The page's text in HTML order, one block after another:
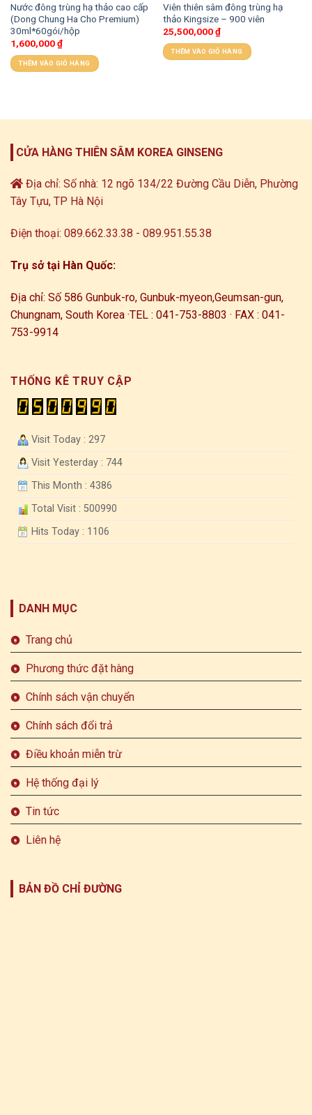
Nước đông trùng hạ thảo cao cấp
(Dong Chung Ha Cho Premium)
30ml*60gói/hộp
1,600,000₫
THÊM VÀO GIỎ HÀNG
Viên thiên sâm đông trùng hạ
thảo Kingsize – 900 viên
25,500,000₫
THÊM VÀO GIỎ HÀNG
CỬA HÀNG THIÊN SÂM KOREA GINSENG
Địa chỉ: Số nhà: 12 ngõ 134/22 Đường Cầu Diễn, Phường
Tây Tựu, TP Hà Nội
Điện thoại: 089.662.33.38 - 089.951.55.38
Trụ sở tại Hàn Quốc:
Địa chỉ: Số 586 Gunbuk-ro, Gunbuk-myeon,Geumsan-gun,
Chungnam, South Korea ·TEL : 041-753-8803 · FAX : 041-
753-9914
THỐNG KÊ TRUY CẬP
Visit Today : 297
Visit Yesterday : 744
This Month : 4386
Total Visit : 500990
Hits Today : 1106
DANH MỤC
Trang chủ
Phương thức đặt hàng
Chính sách vận chuyển
Chính sách đổi trả
Điều khoản miễn trừ
Hệ thống đại lý
Tin tức
Liên hệ
BẢN ĐỒ CHỈ ĐƯỜNG